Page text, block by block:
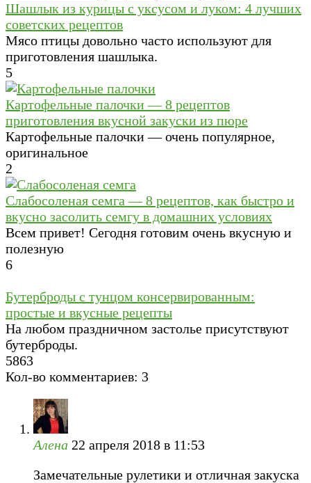
Шашлык из курицы с уксусом и луком: 4 лучших
советских рецептов
Мясо птицы довольно часто используют для
приготовления шашлыка.
5
Картофельные палочки — 8 рецептов
приготовления вкусной закуски из пюре
Картофельные палочки — очень популярное,
оригинальное
2
Слабосоленая семга — 8 рецептов, как быстро и
вкусно засолить семгу в домашних условиях
Всем привет! Сегодня готовим очень вкусную и
полезную
6
Бутерброды с тунцом консервированным:
простые и вкусные рецепты
На любом праздничном застолье присутствуют
бутерброды.
5863
Кол-во комментариев: 3
Алена 22 апреля 2018 в 11:53
Замечательные рулетики и отличная закуска